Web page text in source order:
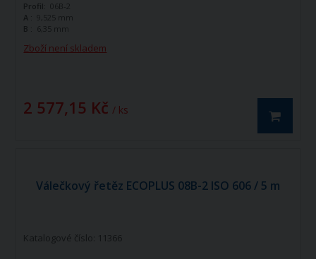
Zboží není skladem
2 577,15 Kč / ks
Tato značka vznikla jako ekonomická
řada k doplnění standardní řady tohoto
výrobce. Jedná se o kvalitní řetězy
vyráběné dle norem ISO 606 - DIN 8187.
Profil:
06B-2
A :
9,525 mm
B : 6,35 mm
Válečkový řetěz ECOPLUS 08B-2 ISO 606 / 5 m
Katalogové číslo: 11366